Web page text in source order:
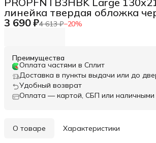
линейка твердая обложка
3 690 ₽4 613 ₽−20%
Преимущества
Оплата частями в Сплит
Доставка в пункты выдачи или до
Удобный возврат
Оплата — картой, СБП или наличными
О товаре Характеристики